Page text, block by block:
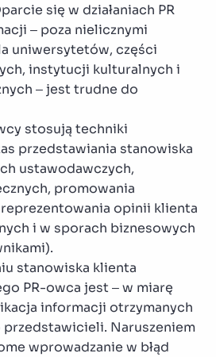
się w działaniach PR
– poza nielicznymi
uniwersytetów, części
instytucji kulturalnych i
– jest trudne do
stosują techniki
przedstawiania stanowiska
ustawodawczych,
promowania
opinii klienta
i w sporach biznesowych
stanowiska klienta
PR-owca jest – w miarę
informacji otrzymanych
Naruszeniem
wprowadzanie w błąd